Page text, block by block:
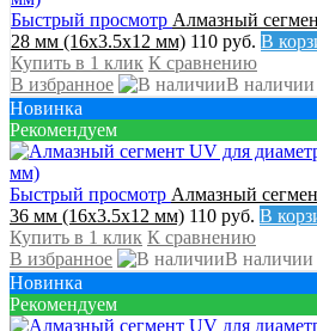
Быстрый просмотр Алмазный
28 мм (16х3.5х12 мм) 110 руб. В
Купить в 1 клик К сравнению
В избранное
В наличии
Новинка
Рекомендуем
Быстрый просмотр Алмазный
36 мм (16х3.5х12 мм) 110 руб. В
Купить в 1 клик К сравнению
В избранное
В наличии
Новинка
Рекомендуем